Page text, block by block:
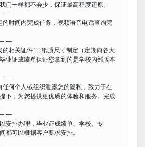
们一样都不会少，保证最高程度还原。
—
的时间内完成任务，视频语音电话查询完
—
的相关证件1:1纸质尺寸制定（定期向各大
业证成绩单保证您拿到的是学校内部版本
—
任何个人或组织泄露您的隐私，致力于在
下，为您提供更优质的体验和服务。完成
—
安排办理，毕业证成绩单、学校、专
都可以根据客户要求安排。